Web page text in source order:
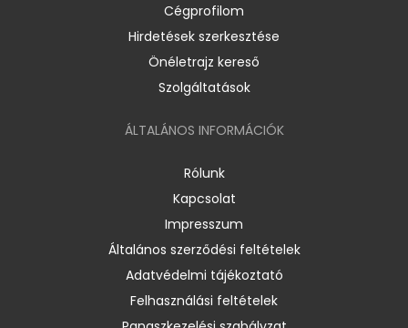
Cégprofilom
Hirdetések szerkesztése
Önéletrajz kereső
Szolgáltatások
ÁLTALÁNOS INFORMÁCIÓK
Rólunk
Kapcsolat
Impresszum
Általános szerződési feltételek
Adatvédelmi tájékoztató
Felhasználási feltételek